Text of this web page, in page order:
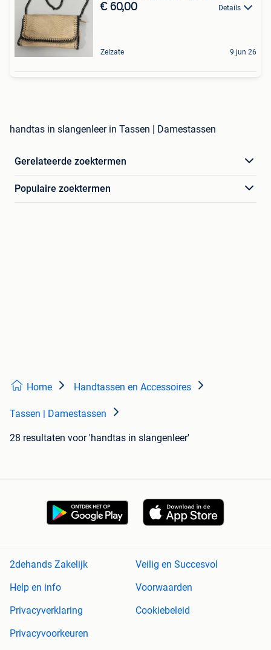
€ 60,00 Details
Zelzate 9 jun 26
handtas in slangenleer in Tassen | Damestassen
Gerelateerde zoektermen
Populaire zoektermen
Home Handtassen en Accessoires
Tassen | Damestassen
28 resultaten voor 'handtas in slangenleer'
2dehands Zakelijk
Veilig en Succesvol
Help en info
Voorwaarden
Privacyverklaring
Cookiebeleid
Privacyvoorkeuren